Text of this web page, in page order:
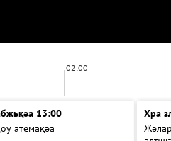
02:00
13:00
атемақәа
Хра